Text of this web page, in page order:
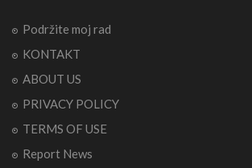
Podržite moj rad
KONTAKT
ABOUT US
PRIVACY POLICY
TERMS OF USE
Report News